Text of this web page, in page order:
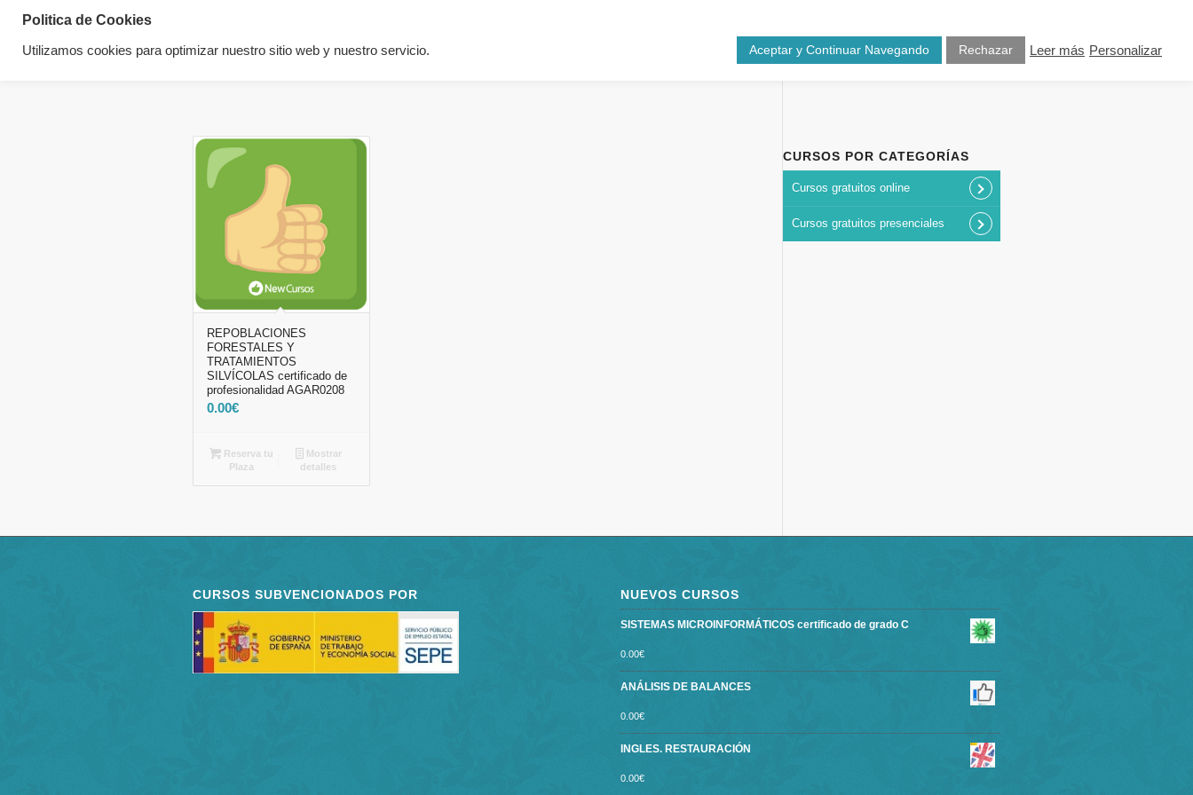
Cursos Nosotros Blog Contacto
REPOBLACIONES
FORESTALES Y
TRATAMIENTOS
SILVÍCOLAS certificado de
profesionalidad AGAR0208
0.00€
Reserva tu
Plaza
Mostrar
detalles
CURSOS POR CATEGORÍAS
Cursos gratuitos online
Cursos gratuitos presenciales
CURSOS SUBVENCIONADOS POR NUEVOS CURSOS
SISTEMAS MICROINFORMÁTICOS certificado de grado C
0.00€
ANÁLISIS DE BALANCES
0.00€
INGLES. RESTAURACIÓN
0.00€
Politica de Cookies
Utilizamos cookies para optimizar nuestro sitio web y nuestro servicio. Aceptar y Continuar Navegando Rechazar Leer más Personalizar